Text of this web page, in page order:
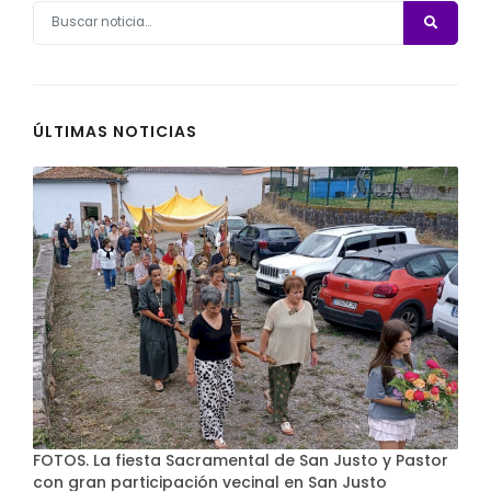
ÚLTIMAS NOTICIAS
FOTOS. La fiesta Sacramental de San Justo y Pastor
con gran participación vecinal en San Justo